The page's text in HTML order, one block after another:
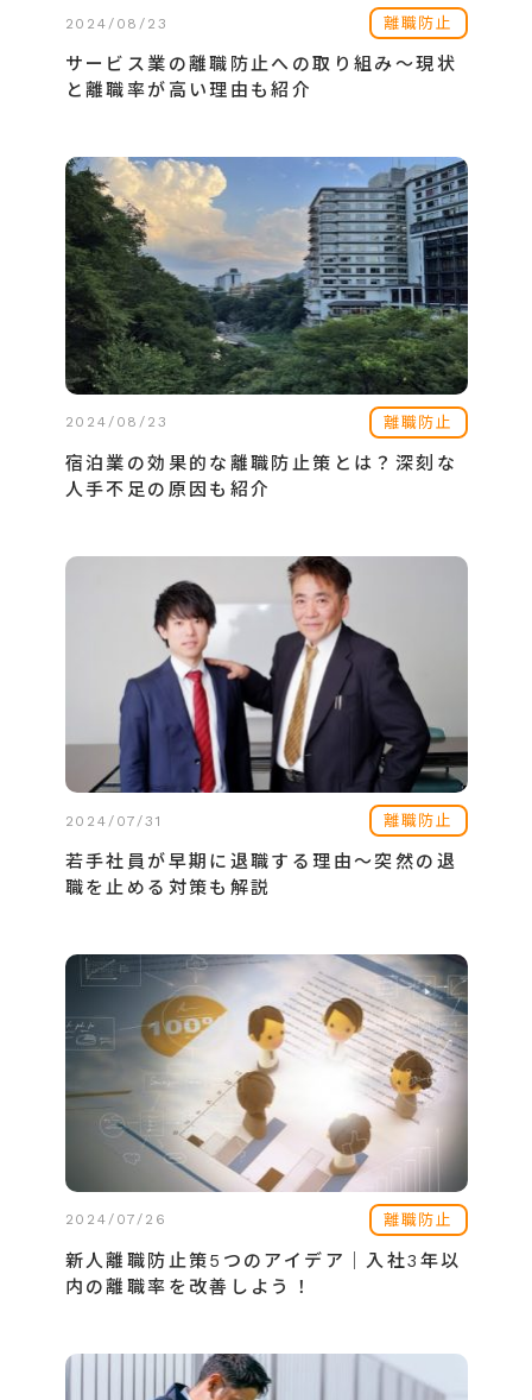
2024/08/23 離職防止
サービス業の離職防止への取り組み～現状
と離職率が高い理由も紹介
2024/08/23 離職防止
宿泊業の効果的な離職防止策とは？深刻な
人手不足の原因も紹介
2024/07/31 離職防止
若手社員が早期に退職する理由～突然の退
職を止める対策も解説
2024/07/26 離職防止
新人離職防止策5つのアイデア│入社3年以
内の離職率を改善しよう！